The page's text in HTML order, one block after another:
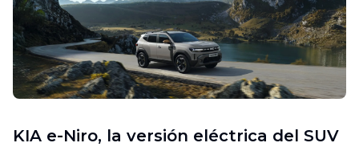
KIA e-Niro, la versión eléctrica del SUV